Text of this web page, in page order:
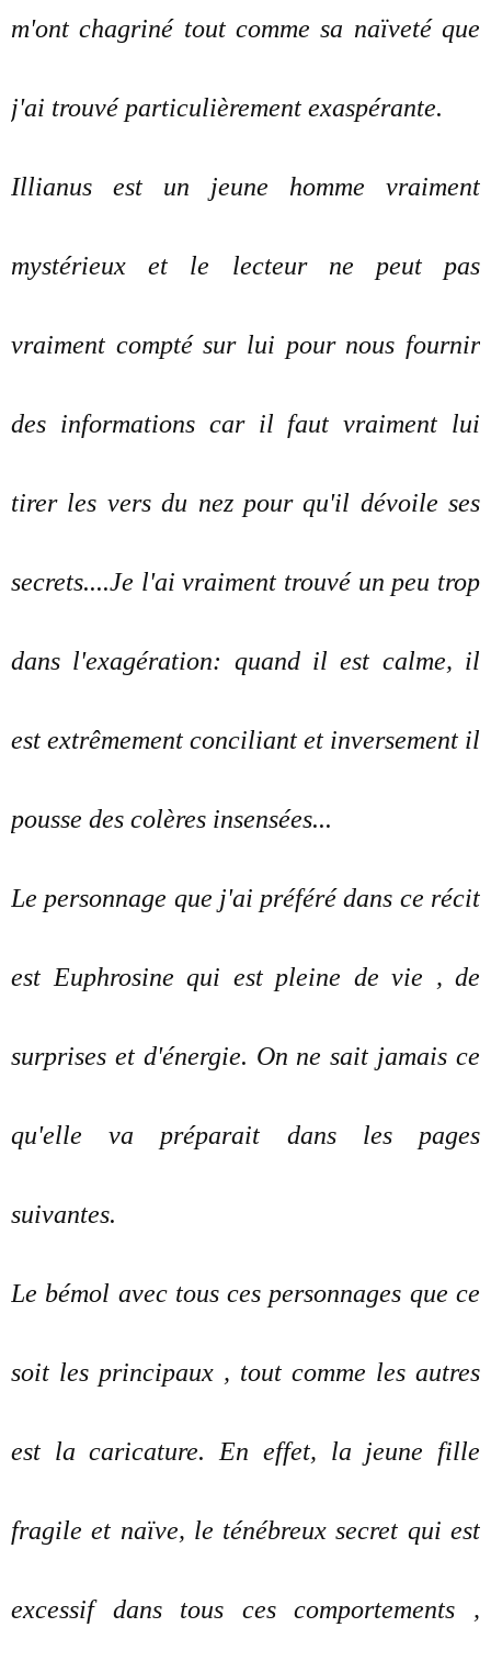
m'ont chagriné tout comme sa naïveté que
j'ai trouvé particulièrement exaspérante.
Illianus est un jeune homme vraiment
mystérieux et le lecteur ne peut pas
vraiment compté sur lui pour nous fournir
des informations car il faut vraiment lui
tirer les vers du nez pour qu'il dévoile ses
secrets....Je l'ai vraiment trouvé un peu trop
dans l'exagération: quand il est calme, il
est extrêmement conciliant et inversement il
pousse des colères insensées...
Le personnage que j'ai préféré dans ce récit
est Euphrosine qui est pleine de vie , de
surprises et d'énergie. On ne sait jamais ce
qu'elle va préparait dans les pages
suivantes.
Le bémol avec tous ces personnages que ce
soit les principaux , tout comme les autres
est la caricature. En effet, la jeune fille
fragile et naïve, le ténébreux secret qui est
excessif dans tous ces comportements ,